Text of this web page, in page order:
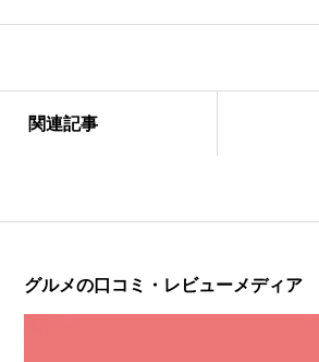
関連記事
グルメの口コミ・レビューメディア